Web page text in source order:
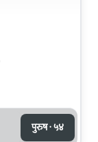
पुरुष · ५४